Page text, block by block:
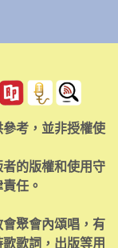
考，並非授權使
的版權和使用守
任。
聚會內頌唱，有
歌詞，出版等用